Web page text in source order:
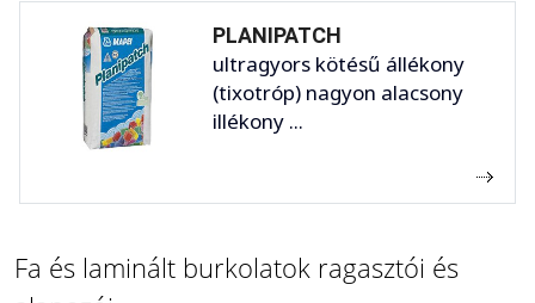
PLANIPATCH
ultragyors kötésű állékony
(tixotróp) nagyon alacsony
illékony ...
Fa és laminált burkolatok ragasztói és